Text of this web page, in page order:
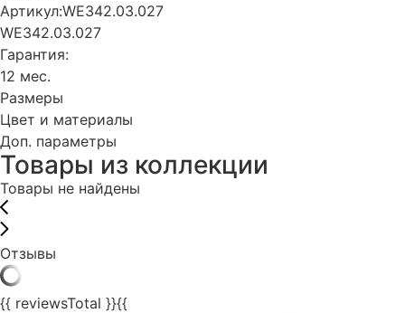
Артикул:WE342.03.027
WE342.03.027
Гарантия:
12 мес.
Размеры
Цвет и материалы
Доп. параметры
Товары из коллекции
Товары не найдены
Отзывы
{{ reviewsTotal }}{{